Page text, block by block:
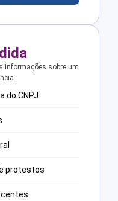
informações sobre um
do CNPJ
protestos